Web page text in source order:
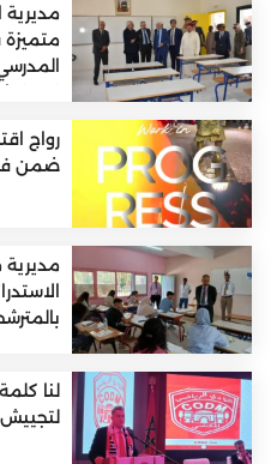
مديرية
نموذجا
رواج
ضمن
مديرية
لنا
لتجييش